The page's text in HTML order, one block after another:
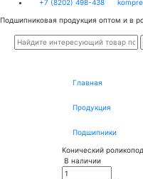
+7 (8202) 498-438
Подшипниковая продукция оптом и в
Главная
Продукция
Подшипники
Конический
В наличии